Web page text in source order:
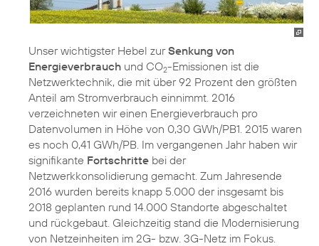
Unser wichtigster Hebel zurSenkung von
Energieverbrauch und CO2-Emissionen ist die
Netzwerktechnik, die mit über 92 Prozent den größten
Anteil am Stromverbrauch einnimmt. 2016
verzeichneten wir einen Energieverbrauch pro
Datenvolumen in Höhe von 0,30 GWh/PB1. 2015 waren
es noch 0,41 GWh/PB. Im vergangenen Jahr haben wir
signifikante Fortschritte bei der
Netzwerkkonsolidierung gemacht. Zum Jahresende
2016 wurden bereits knapp 5.000 der insgesamt bis
2018 geplanten rund 14.000 Standorte abgeschaltet
und rückgebaut. Gleichzeitig stand die Modernisierung
von Netzeinheiten im 2G- bzw. 3G-Netz im Fokus.